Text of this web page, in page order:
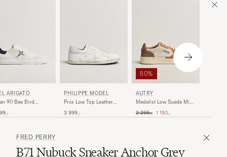
ARIGATO
90 Bee Bird
PHILIPPE MODEL
Prsx Low Top Leather
3 999,-
50%
AUTRY
Medalist Low Suede Mix
Antilop/White/Brown
Ordinær pris
2 299,- Nedsatt pris
1 150,-
FRED PERRY
B71 Nubuck Sneaker Anchor Grey